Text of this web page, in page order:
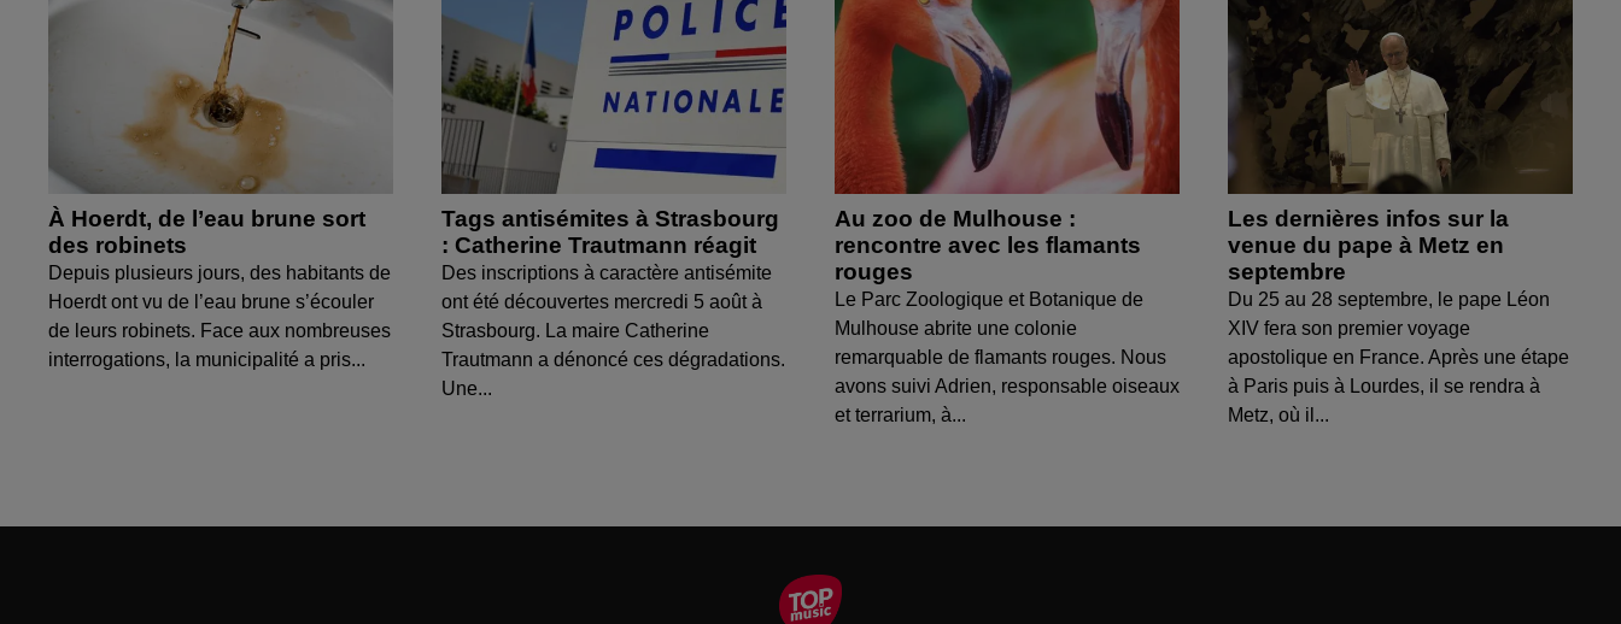
À Hoerdt, de l’eau brune sort
des robinets
Depuis plusieurs jours, des habitants de
Hoerdt ont vu de l’eau brune s’écouler
de leurs robinets. Face aux nombreuses
interrogations, la municipalité a pris...
Tags antisémites à Strasbourg
: Catherine Trautmann réagit
Des inscriptions à caractère antisémite
ont été découvertes mercredi 5 août à
Strasbourg. La maire Catherine
Trautmann a dénoncé ces dégradations.
Une...
Au zoo de Mulhouse :
rencontre avec les flamants
rouges
Le Parc Zoologique et Botanique de
Mulhouse abrite une colonie
remarquable de flamants rouges. Nous
avons suivi Adrien, responsable oiseaux
et terrarium, à...
Les dernières infos sur la
venue du pape à Metz en
septembre
Du 25 au 28 septembre, le pape Léon
XIV fera son premier voyage
apostolique en France. Après une étape
à Paris puis à Lourdes, il se rendra à
Metz, où il...